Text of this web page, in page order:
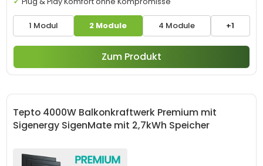
1 Modul 2 Module 4 Module +1
Zum Produkt
Tepto 4000W Balkonkraftwerk Premium mit
Sigenergy SigenMate mit 2,7kWh Speicher